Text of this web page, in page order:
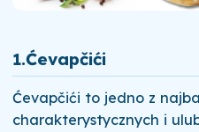
1.Ćevapčići
Ćevapčići to jedno z
charakterystycznych i